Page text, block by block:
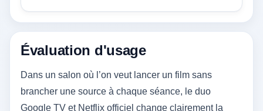
Évaluation d'usage
Dans un salon où l’on veut lancer un film sans
brancher une source à chaque séance, le duo
Google TV et Netflix officiel change clairement la